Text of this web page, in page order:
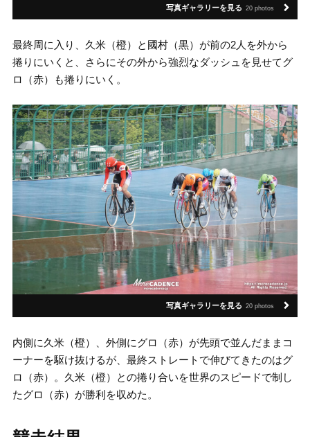
写真ギャラリーを見る 20 photos
最終周に入り、久米（橙）と國村（黒）が前の2人を外から
捲りにいくと、さらにその外から強烈なダッシュを見せてグ
ロ（赤）も捲りにいく。
写真ギャラリーを見る 20 photos
内側に久米（橙）、外側にグロ（赤）が先頭で並んだままコ
ーナーを駆け抜けるが、最終ストレートで伸びてきたのはグ
ロ（赤）。久米（橙）との捲り合いを世界のスピードで制し
たグロ（赤）が勝利を収めた。